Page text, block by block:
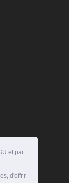
et par
d'offrir